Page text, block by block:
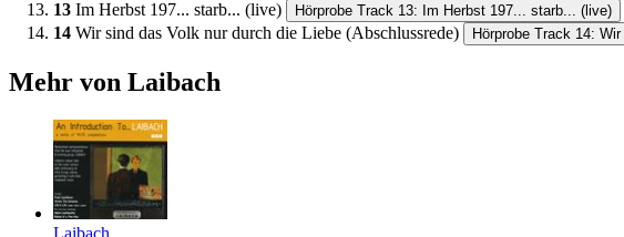
13 Im Herbst 197... starb... (live) Hörprobe Track 13: Im Herbst 197... starb... (live)
14 Wir sind das Volk nur durch die Liebe (Abschlussrede) Hörprobe Track 14:
Mehr von Laibach
Laibach